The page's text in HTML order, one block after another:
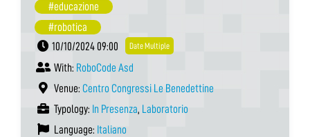
#educazione
#robotica
10/10/2024 09:00
Date Multiple
With: RoboCode Asd
Venue: Centro Congressi Le Benedettine
Typology: In Presenza, Laboratorio
Language: Italiano